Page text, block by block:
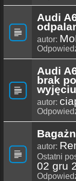
Audi
autor:
Audi
brak
autor:
autor:
Ostatni
02 gru